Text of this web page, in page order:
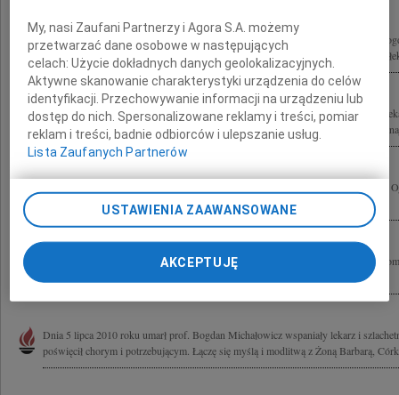
Dnia 5 lipca 2010 roku, przeżywszy 72 lata, zmarł po długiej i ciężkiej chorobie
kochany Mąż i Ojciec. Msza święta pogrzebowa zostanie odprawiona w
Z najgłębszym smutkiem żegnamy Pana prof. Bogdana Michałowicza wybitnego
który pochylał się nad każdym chorym. Jego mądrość i dobroć były niezwykłe, w
Łączymy się z Tobą Basiu i z Dorotą w głębokim bólu po śmierci Waszego Męża i
szkolnego Kolegi profesora Bogdana Michałowicza maturzyści 1955
Z głębokim żalem żegnamy naszego zmarłego Kolegę, wybitnego Chirurga i
Michałowicza pracownicy Zakładu Anatomii Prawidłowej i Klinicznej CB WUM
Dnia 5 lipca 2010 roku umarł prof. Bogdan Michałowicz wspaniały lekarz i
poświęcił chorym i potrzebującym. Łączę się myślą i modlitwą z Żoną Barbarą,
My, nasi Zaufani Partnerzy i Agora S.A. możemy
przetwarzać dane osobowe w następujących
celach:Użycie dokładnych danych geolokalizacyjnych.
Aktywne skanowanie charakterystyki urządzenia do celów
identyfikacji. Przechowywanie informacji na urządzeniu lub
dostęp do nich. Spersonalizowane reklamy i treści, pomiar
reklam i treści, badnie odbiorców i ulepszanie usług.
Lista Zaufanych Partnerów
USTAWIENIA ZAAWANSOWANE
AKCEPTUJĘ